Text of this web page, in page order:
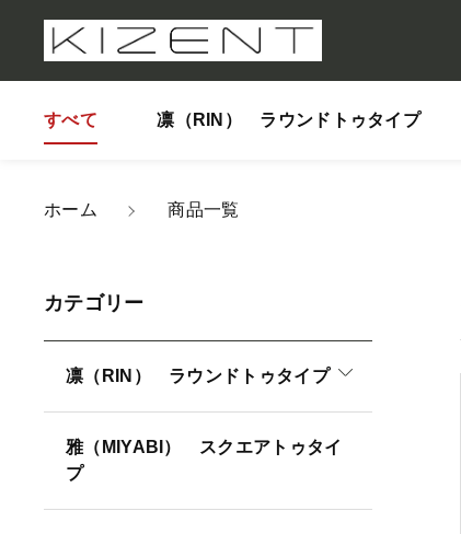
すべて 凛（RIN） ラウンドトゥタイプ
ホーム 商品一覧
カテゴリー
凛（RIN） ラウンドトゥタイプ
雅（MIYABI） スクエアトゥタイ
プ